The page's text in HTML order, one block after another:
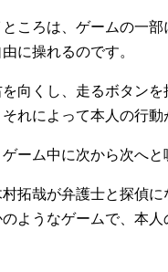
ころは、ゲームの一
に操れるのです。
向くし、走るボタン
れによって本人の行動
ーム中に次から次へと
拓哉が弁護士と探偵
のようなゲームで、本